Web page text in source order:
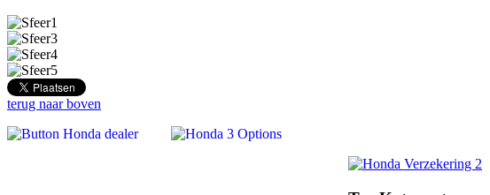
terug naar boven